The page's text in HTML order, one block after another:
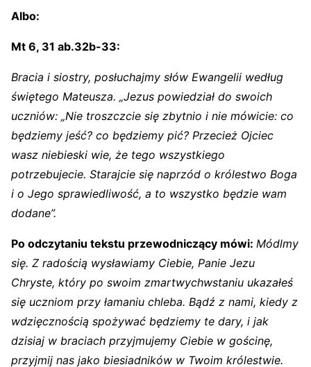
Albo:
Mt 6, 31 ab.32b-33:
Bracia i siostry, posłuchajmy słów Ewangelii według
świętego Mateusza. „Jezus powiedział do swoich
uczniów: „Nie troszczcie się zbytnio i nie mówicie: co
będziemy jeść? co będziemy pić? Przecież Ojciec
wasz niebieski wie, że tego wszystkiego
potrzebujecie. Starajcie się naprzód o królestwo Boga
i o Jego sprawiedliwość, a to wszystko będzie wam
dodane”.
Po odczytaniu tekstu przewodniczący mówi: Módlmy
się. Z radością wysławiamy Ciebie, Panie Jezu
Chryste, który po swoim zmartwychwstaniu ukazałeś
się uczniom przy łamaniu chleba. Bądź z nami, kiedy z
wdzięcznością spożywać będziemy te dary, i jak
dzisiaj w braciach przyjmujemy Ciebie w gościnę,
przyjmij nas jako biesiadników w Twoim królestwie.